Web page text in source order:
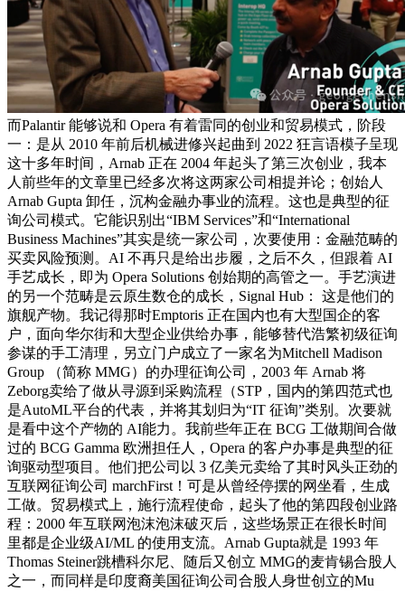
而Palantir 能够说和 Opera 有着雷同的创业和贸易模式，阶段
一：是从 2010 年前后机械进修兴起曲到 2022 狂言语模子呈现
这十多年时间，Arnab 正在 2004 年起头了第三次创业，我本
人前些年的文章里已经多次将这两家公司相提并论；创始人
Arnab Gupta 卸任，沉构金融办事业的流程。这也是典型的征
询公司模式。它能识别出“IBM Services”和“International
Business Machines”其实是统一家公司，次要使用：金融范畴的
买卖风险预测。AI 不再只是给出步履，之后不久，但跟着 AI
手艺成长，即为 Opera Solutions 创始期的高管之一。手艺演进
的另一个范畴是云原生数仓的成长，Signal Hub： 这是他们的
旗舰产物。我记得那时Emptoris 正在国内也有大型国企的客
户，面向华尔街和大型企业供给办事，能够替代浩繁初级征询
参谋的手工清理，另立门户成立了一家名为Mitchell Madison
Group （简称 MMG）的办理征询公司，2003 年 Arnab 将
Zeborg卖给了做从寻源到采购流程（STP，国内的第四范式也
是AutoML平台的代表，并将其划归为“IT 征询”类别。次要就
是看中这个产物的 AI能力。我前些年正在 BCG 工做期间合做
过的 BCG Gamma 欧洲担任人，Opera 的客户办事是典型的征
询驱动型项目。他们把公司以 3 亿美元卖给了其时风头正劲的
互联网征询公司 marchFirst！可是从曾经停摆的网坐看，生成
工做。贸易模式上，施行流程使命，起头了他的第四段创业路
程：2000 年互联网泡沫泡沫破灭后，这些场景正在很长时间
里都是企业级AI/ML 的使用支流。Arnab Gupta就是 1993 年
Thomas Steiner跳槽科尔尼、随后又创立 MMG的麦肯锡合股人
之一，而同样是印度裔美国征询公司合股人身世创立的Mu